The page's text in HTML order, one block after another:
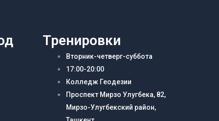
Тренировки
Вторник-четверг-суббота
17:00-20:00
Колледж Геодезии
Проспект Мирзо Улугбека, 82,
Мирзо-Улугбекский район,